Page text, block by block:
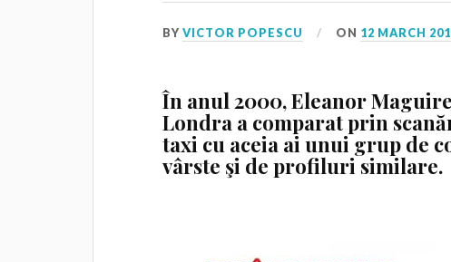
BYVICTOR POPESCU ON 12 MARCH
În anul 2000, Eleanor
Londra a comparat prin
taxi cu aceia ai unui grup de
vârste şi de profiluri similare.